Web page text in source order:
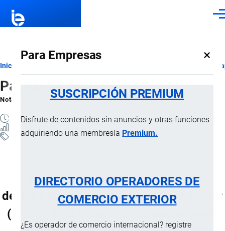
Para Empresas ×
SUSCRIPCIÓN PREMIUM
Disfrute de contenidos sin anuncios y otras funciones
adquiriendo una membresía Premium.
DIRECTORIO OPERADORES DE
COMERCIO EXTERIOR
¿Es operador de comercio internacional? registre
Ruta
de
navegación
Inicio
Partida 84.60
Nota ExplicativaporImportaciones …, 22 Julio, 2024
5 MINUTOS
Notas Explicativas
84.60 Máquinas herramienta de
desbarbar, afilar, amolar, rectificar, lapear
(bruñir), pulir o hacer otras operaciones